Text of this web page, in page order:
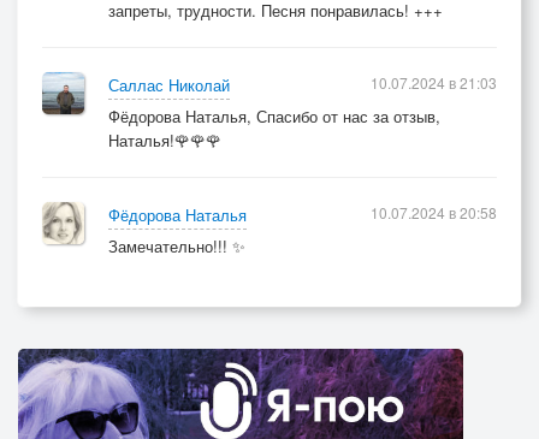
запреты, трудности. Песня понравилась! +++
Саллас Николай
Фёдорова Наталья, Спасибо от нас за отзыв,
Наталья!🌹🌹🌹
10.07.2024 в 21:03
Фёдорова Наталья
Замечательно!!! ✨
10.07.2024 в 20:58